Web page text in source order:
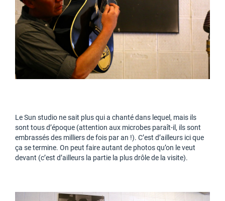
Le Sun studio ne sait plus qui a chanté dans lequel, mais ils
sont tous d’époque (attention aux microbes paraît-il, ils sont
embrassés des milliers de fois par an !). C’est d’ailleurs ici que
ça se termine. On peut faire autant de photos qu’on le veut
devant (c’est d’ailleurs la partie la plus drôle de la visite).